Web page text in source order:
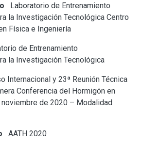
Laboratorio de Entrenamiento
la Investigación Tecnológica Centro
Física e Ingeniería
de Entrenamiento
la Investigación Tecnológica
Internacional y 23ª Reunión Técnica
Conferencia del Hormigón en
noviembre de 2020 – Modalidad
AATH 2020